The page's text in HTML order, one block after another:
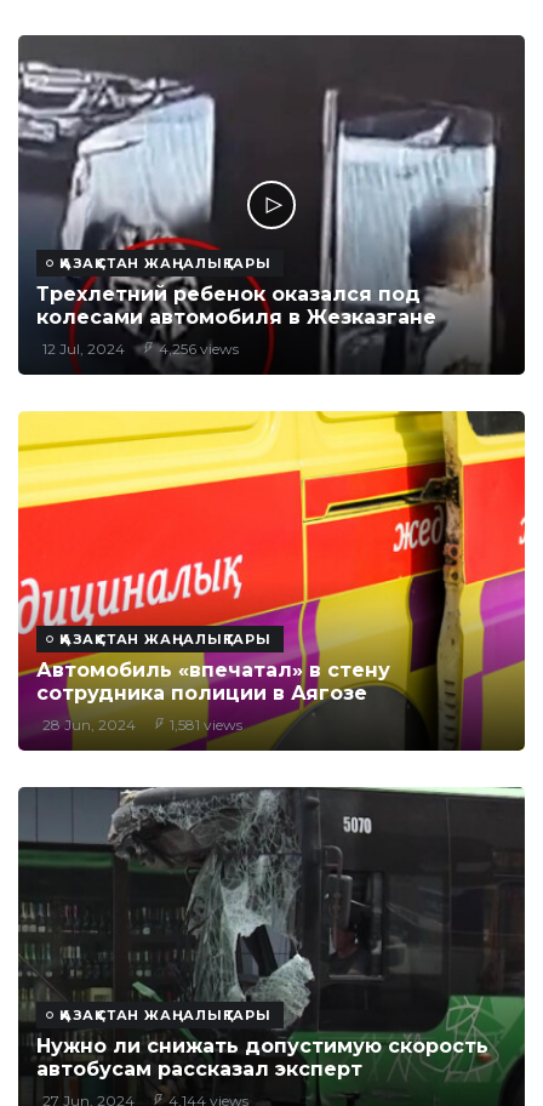
ҚАЗАҚСТАН ЖАҢАЛЫҚТАРЫ
Трехлетний ребенок оказался под
колесами автомобиля в Жезказгане
12 Jul, 2024 4,256 views
ҚАЗАҚСТАН ЖАҢАЛЫҚТАРЫ
Автомобиль «впечатал» в стену
сотрудника полиции в Аягозе
28 Jun, 2024 1,581 views
ҚАЗАҚСТАН ЖАҢАЛЫҚТАРЫ
Нужно ли снижать допустимую скорость
автобусам рассказал эксперт
27 Jun, 2024 4,144 views